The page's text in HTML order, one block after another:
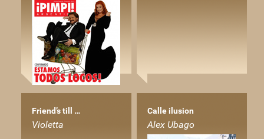
Friend’s till …
Violetta
Calle ilusion
Alex Ubago